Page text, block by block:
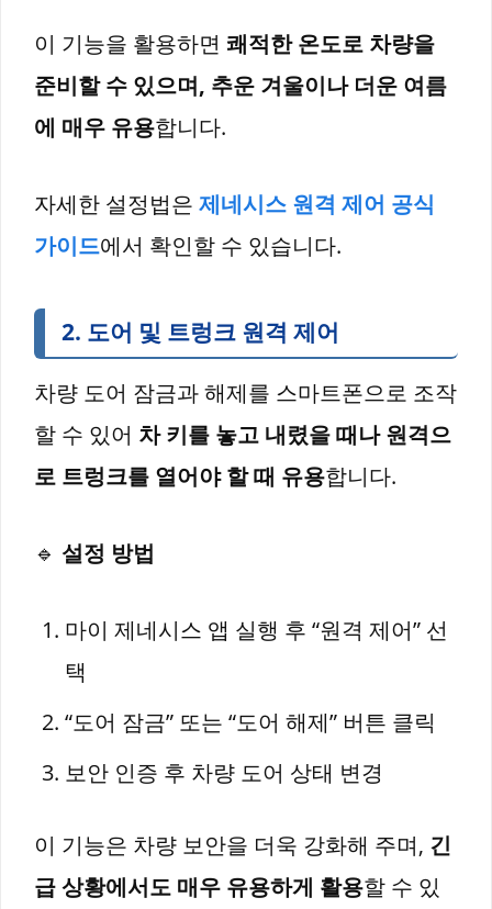
이 기능을 활용하면 쾌적한 온도로 차량을
준비할 수 있으며, 추운 겨울이나 더운 여름
에 매우 유용합니다.
자세한 설정법은 제네시스 원격 제어 공식
가이드에서 확인할 수 있습니다.
2. 도어 및 트렁크 원격 제어
차량 도어 잠금과 해제를 스마트폰으로 조작
할 수 있어 차 키를 놓고 내렸을 때나 원격으
로 트렁크를 열어야 할 때 유용합니다.
🔹 설정 방법
마이 제네시스 앱 실행 후 “원격 제어” 선
택
“도어 잠금” 또는 “도어 해제” 버튼 클릭
보안 인증 후 차량 도어 상태 변경
이 기능은 차량 보안을 더욱 강화해 주며, 긴
급 상황에서도 매우 유용하게 활용할 수 있